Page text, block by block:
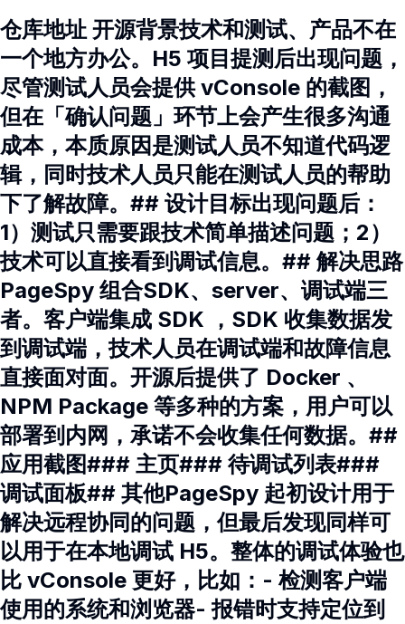
仓库地址 开源背景技术和测试、产品不在
一个地方办公。H5 项目提测后出现问题，
尽管测试人员会提供 vConsole 的截图，
但在「确认问题」环节上会产生很多沟通
成本，本质原因是测试人员不知道代码逻
辑，同时技术人员只能在测试人员的帮助
下了解故障。## 设计目标出现问题后：
1）测试只需要跟技术简单描述问题；2）
技术可以直接看到调试信息。## 解决思路
PageSpy 组合SDK、server、调试端三
者。客户端集成 SDK ，SDK 收集数据发
到调试端，技术人员在调试端和故障信息
直接面对面。开源后提供了 Docker 、
NPM Package 等多种的方案，用户可以
部署到内网，承诺不会收集任何数据。##
应用截图### 主页### 待调试列表###
调试面板## 其他PageSpy 起初设计用于
解决远程协同的问题，但最后发现同样可
以用于在本地调试 H5。整体的调试体验也
比 vConsole 更好，比如：- 检测客户端
使用的系统和浏览器- 报错时支持定位到